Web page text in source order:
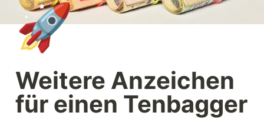
🚀
Weitere Anzeichen
für einen Tenbagger